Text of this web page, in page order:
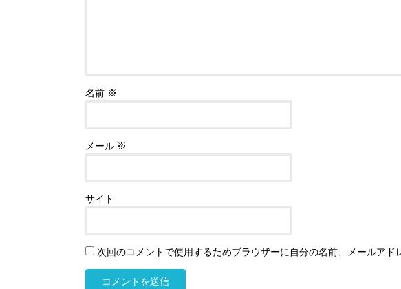
名前 ※
メール ※
サイト
次回のコメントで使用するためブラウザーに自分の名前、メールアド